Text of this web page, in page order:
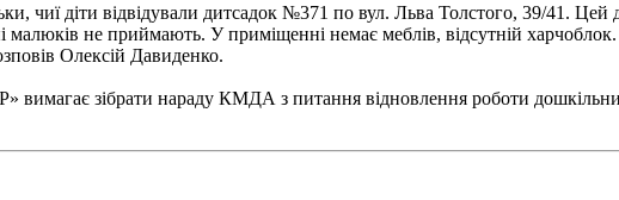
чиї діти відвідували дитсадок №371 по вул. Льва Толстого, 39/41.
малюків не приймають. У приміщенні немає меблів, відсутній
Олексій Давиденко.
зібрати нараду КМДА з питання відновлення роботи дошкільних